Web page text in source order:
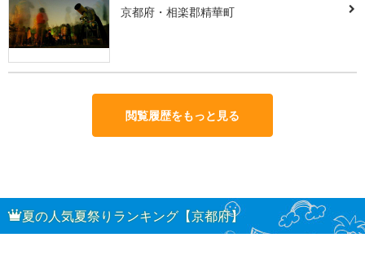
京都府・相楽郡精華町
閲覧履歴をもっと見る
夏の人気夏祭りランキング【京都府】